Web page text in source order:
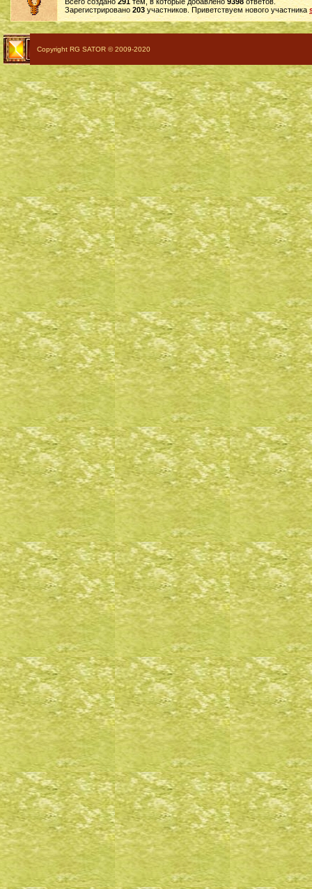
Зарегистрировано203 участников. Приветствуем нового участника
Copyright RG SATOR © 2009-2020